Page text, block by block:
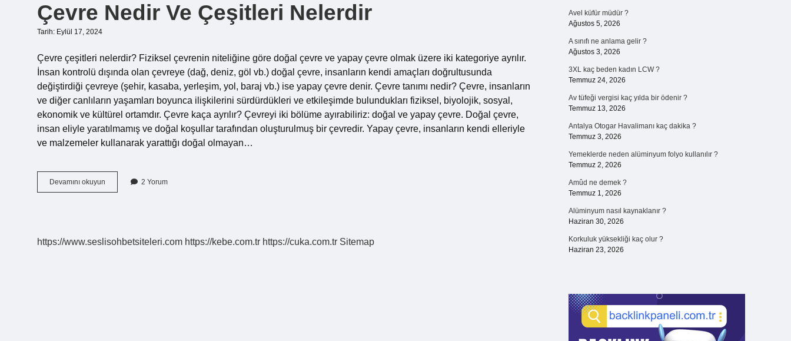
Çevre Nedir Ve Çeşitleri Nelerdir
Tarih: Eylül 17, 2024
Çevre çeşitleri nelerdir? Fiziksel çevrenin niteliğine göre doğal çevre ve yapay çevre olmak üzere iki kategoriye ayrılır.
İnsan kontrolü dışında olan çevreye (dağ, deniz, göl vb.) doğal çevre, insanların kendi amaçları doğrultusunda
değiştirdiği çevreye (şehir, kasaba, yerleşim, yol, baraj vb.) ise yapay çevre denir. Çevre tanımı nedir? Çevre, insanların
ve diğer canlıların yaşamları boyunca ilişkilerini sürdürdükleri ve etkileşimde bulundukları fiziksel, biyolojik, sosyal,
ekonomik ve kültürel ortamdır. Çevre kaça ayrılır? Çevreyi iki bölüme ayırabiliriz: doğal ve yapay çevre. Doğal çevre,
insan eliyle yaratılmamış ve doğal koşullar tarafından oluşturulmuş bir çevredir. Yapay çevre, insanların kendi elleriyle
ve malzemeler kullanarak yarattığı doğal olmayan…
Devamını okuyun
Nedir
2 Yorum
https://www.seslisohbetsiteleri.com https://kebe.com.tr https://cuka.com.tr Sitemap
Avel küfür müdür ?
Ağustos 5, 2026
A sınıfı ne anlama gelir ?
Ağustos 3, 2026
3XL kaç beden kadın LCW ?
Temmuz 24, 2026
Av tüfeği vergisi kaç yılda bir ödenir ?
Temmuz 13, 2026
Antalya Otogar Havalimanı kaç dakika ?
Temmuz 3, 2026
Yemeklerde neden alüminyum folyo kullanılır ?
Temmuz 2, 2026
Amûd ne demek ?
Temmuz 1, 2026
Alüminyum nasıl kaynaklanır ?
Haziran 30, 2026
Korkuluk yüksekliği kaç olur ?
Haziran 23, 2026